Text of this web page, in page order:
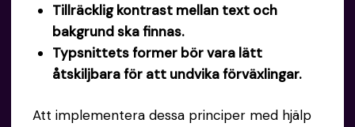
Tillräcklig kontrast mellan text och
bakgrund ska finnas.
Typsnittets former bör vara lätt
åtskiljbara för att undvika förväxlingar.
Att implementera dessa principer med hjälp